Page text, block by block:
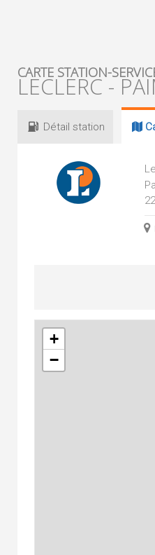
CARTE STATION-
LECLERC -
Détail station
+
−